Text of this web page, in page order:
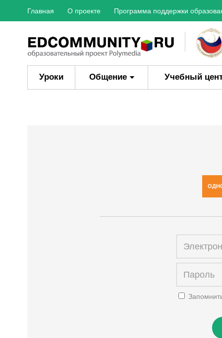
Главная О проекте Программа поддержки
Уроки Общение Учебный